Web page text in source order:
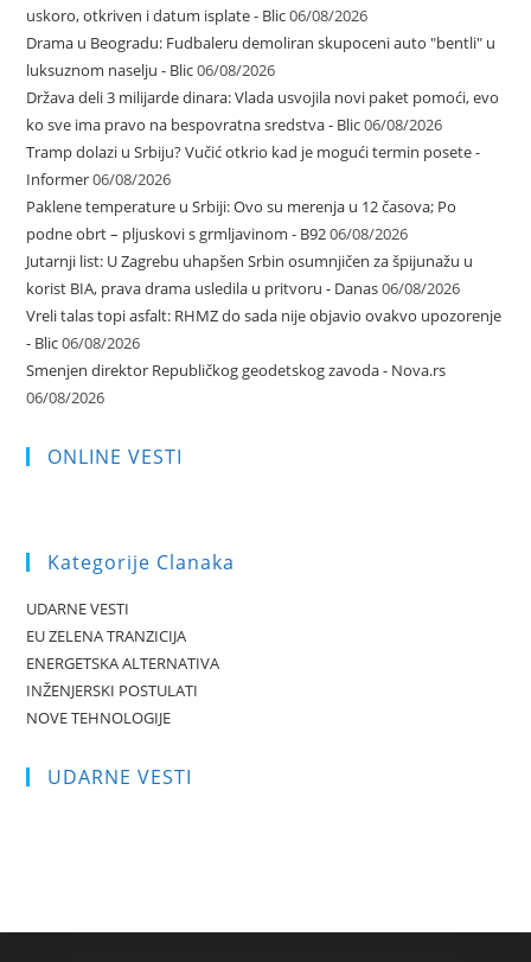
uskoro, otkriven i datum isplate - Blic06/08/2026
Drama u Beogradu: Fudbaleru demoliran skupoceni auto "bentli" u
luksuznom naselju - Blic06/08/2026
Država deli 3 milijarde dinara: Vlada usvojila novi paket pomoći, evo
ko sve ima pravo na bespovratna sredstva - Blic06/08/2026
Tramp dolazi u Srbiju? Vučić otkrio kad je mogući termin posete -
Informer06/08/2026
Paklene temperature u Srbiji: Ovo su merenja u 12 časova; Po
podne obrt – pljuskovi s grmljavinom - B9206/08/2026
Jutarnji list: U Zagrebu uhapšen Srbin osumnjičen za špijunažu u
korist BIA, prava drama usledila u pritvoru - Danas06/08/2026
Vreli talas topi asfalt: RHMZ do sada nije objavio ovakvo upozorenje
- Blic06/08/2026
Smenjen direktor Republičkog geodetskog zavoda - Nova.rs
06/08/2026
ONLINE VESTI
Kategorije Clanaka
UDARNE VESTI
EU ZELENA TRANZICIJA
ENERGETSKA ALTERNATIVA
INŽENJERSKI POSTULATI
NOVE TEHNOLOGIJE
UDARNE VESTI